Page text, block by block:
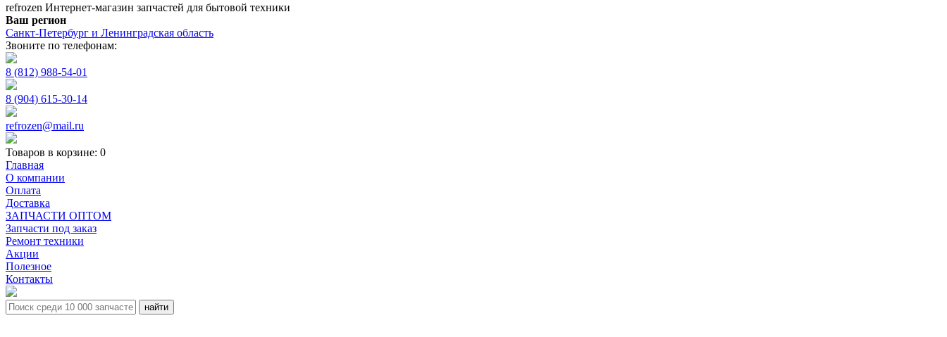
refrozen Интернет-магазин запчастей для бытовой техники
Ваш регион
Санкт-Петербург и Ленинградская область
Звоните по телефонам:
8 (812) 988-54-01
8 (904) 615-30-14
refrozen@mail.ru
Товаров в корзине: 0
Главная
О компании
Оплата
Доставка
ЗАПЧАСТИ ОПТОМ
Запчасти под заказ
Ремонт техники
Акции
Полезное
Контакты